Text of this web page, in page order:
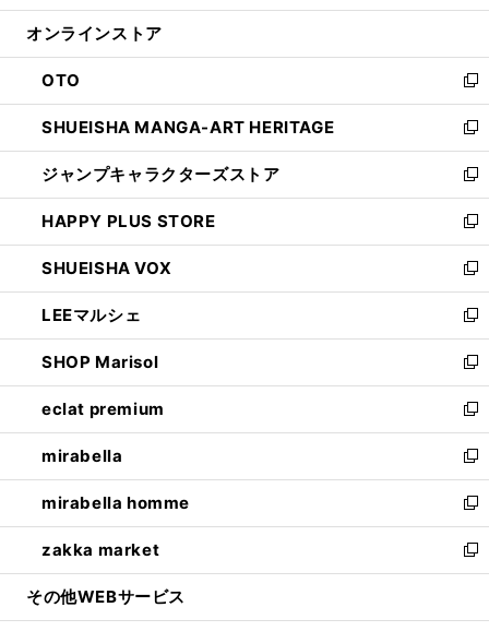
開
ン
ウ
で
開
く
ウ
ン
ド
ウ
で
開
く
オンラインストア
OTO
新
し
い
ウ
ィ
ン
ド
ウ
で
開
く
SHUEISHA MANGA-ART HERITAGE
新
し
い
ウ
ィ
ン
ド
ウ
で
開
く
ジャンプキャラクターズストア
新
し
い
ウ
ィ
ン
ド
ウ
で
開
く
HAPPY PLUS STORE
新
し
い
ウ
ィ
ン
ド
ウ
で
開
く
SHUEISHA VOX
新
し
い
ウ
ィ
ン
ド
ウ
で
開
く
LEEマルシェ
新
し
い
ウ
ィ
ン
ド
ウ
で
開
く
SHOP Marisol
新
し
い
ウ
ィ
ン
ド
ウ
で
開
eclat premium
新
し
い
ウ
ィ
ン
ド
ウ
開
mirabella
新
し
い
ウ
ィ
ン
ウ
mirabella homme
新
し
い
ウ
ン
zakka market
新
し
ウ
その他WEBサービス